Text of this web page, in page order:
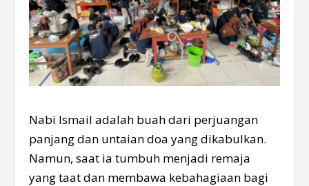
Nabi Ismail adalah buah dari perjuangan
panjang dan untaian doa yang dikabulkan.
Namun, saat ia tumbuh menjadi remaja
yang taat dan membawa kebahagiaan bagi